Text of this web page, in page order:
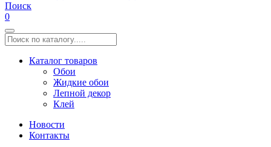
Поиск
0
Каталог товаров
Обои
Жидкие обои
Лепной декор
Клей
Новости
Контакты